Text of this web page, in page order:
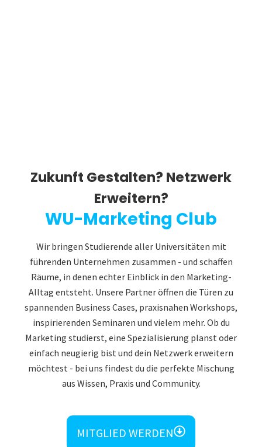
Zukunft Gestalten? Netzwerk
Erweitern?
WU-Marketing Club
Wir bringen Studierende aller Universitäten mit
führenden Unternehmen zusammen - und schaffen
Räume, in denen echter Einblick in den Marketing-
Alltag entsteht. Unsere Partner öffnen die Türen zu
spannenden Business Cases, praxisnahen Workshops,
inspirierenden Seminaren und vielem mehr. Ob du
Marketing studierst, eine Spezialisierung planst oder
einfach neugierig bist und dein Netzwerk erweitern
möchtest - bei uns findest du die perfekte Mischung
aus Wissen, Praxis und Community.
MITGLIED WERDEN